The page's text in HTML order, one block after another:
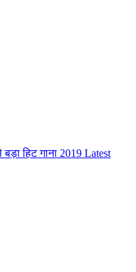
हिट गाना 2019 Latest